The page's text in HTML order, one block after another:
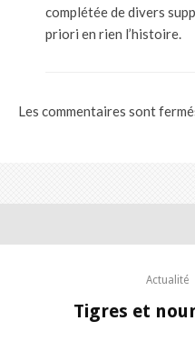
complétée de divers
priori en rien l’histoire.
Les commentaires sont
Actualité
Tigres et